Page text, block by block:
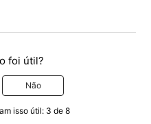
foi útil?
Não
isso útil: 3 de 8